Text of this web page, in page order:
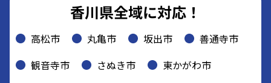
香川県全域に対応！
高松市 丸亀市 坂出市
善通寺市
観音寺市
さぬき市
東かがわ市